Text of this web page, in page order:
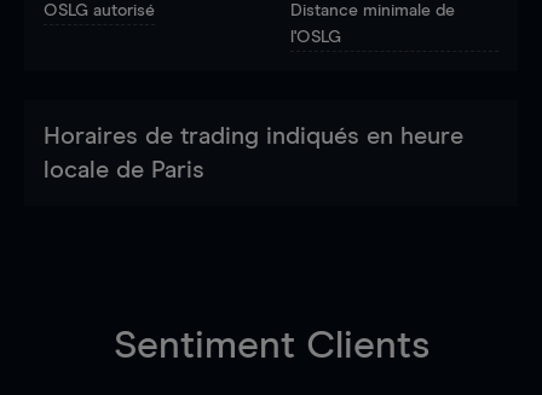
OSLG autorisé
Distance minimale de
l'OSLG
Horaires de trading indiqués en heure
locale de Paris
Sentiment Clients